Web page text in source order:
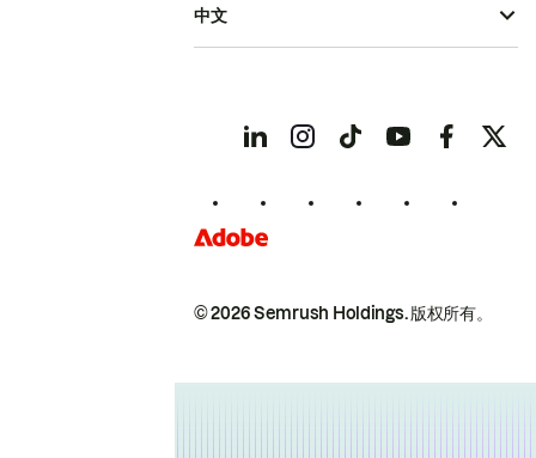
© 2026 Semrush Holdings.版权所有。
中文